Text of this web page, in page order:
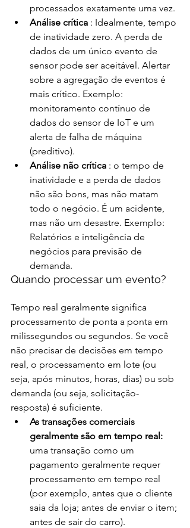
processados ​​exatamente uma vez.
Análise crítica : Idealmente, tempo
de inatividade zero. A perda de
dados de um único evento de
sensor pode ser aceitável. Alertar
sobre a agregação de eventos é
mais crítico. Exemplo:
monitoramento contínuo de
dados do sensor de IoT e um
alerta de falha de máquina
(preditivo).
Análise não crítica : o tempo de
inatividade e a perda de dados
não são bons, mas não matam
todo o negócio. É um acidente,
mas não um desastre. Exemplo:
Relatórios e inteligência de
negócios para previsão de
demanda.
Quando processar um evento?
Tempo real geralmente significa
processamento de ponta a ponta em
milissegundos ou segundos. Se você
não precisar de decisões em tempo
real, o processamento em lote (ou
seja, após minutos, horas, dias) ou sob
demanda (ou seja, solicitação-
resposta) é suficiente.
As transações comerciais
geralmente são em tempo real:
uma transação como um
pagamento geralmente requer
processamento em tempo real
(por exemplo, antes que o cliente
saia da loja; antes de enviar o item;
antes de sair do carro).